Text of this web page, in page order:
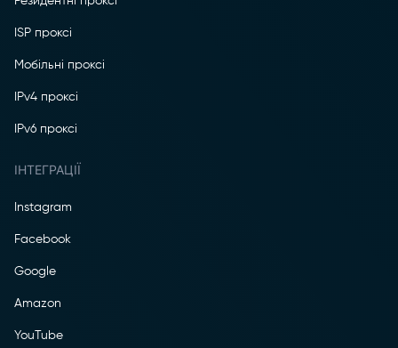
ISP проксі
Мобільні проксі
IPv4 проксі
IPv6 проксі
ІНТЕГРАЦІЇ
Instagram
Facebook
Google
Amazon
YouTube